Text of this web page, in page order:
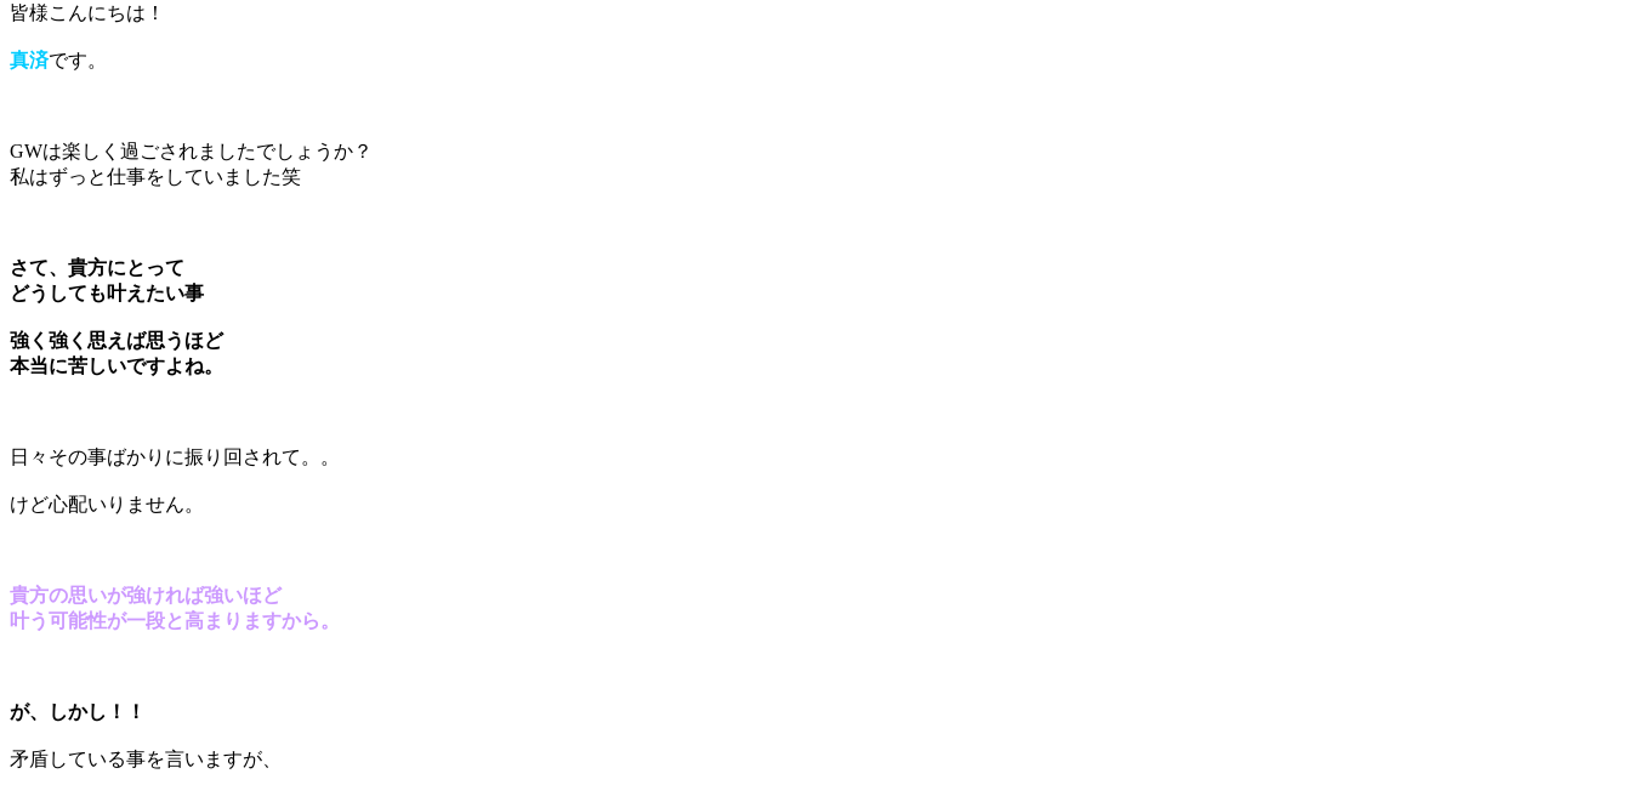
皆様こんにちは！
真済です。
GWは楽しく過ごされましたでしょうか？
私はずっと仕事をしていました笑
さて、貴方にとって
どうしても叶えたい事
強く強く思えば思うほど
本当に苦しいですよね。
日々その事ばかりに振り回されて。。
けど心配いりません。
貴方の思いが強ければ強いほど
叶う可能性が一段と高まりますから。
が、しかし！！
矛盾している事を言いますが、